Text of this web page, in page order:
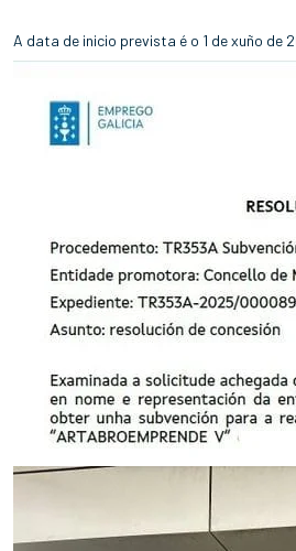
A data de inicio prevista é o 1 de xuño